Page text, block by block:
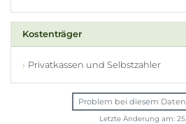
Kostenträger
Privatkassen und Selbstzahler
Problem bei diesem
Letzte Änderung am: